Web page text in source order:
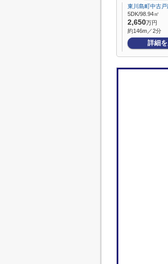
東川島町中古戸
5DK/98.94㎡
2,650万円
約146m／2分
詳細